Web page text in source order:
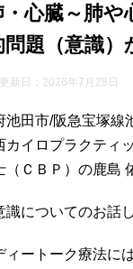
心臓～肺や
題（意識）
新日： 2026年7月28日
池田市/阪急宝塚線
カイロプラクティ
ＣＢＰ）の鹿島
についてのお話し
ィートーク療法に